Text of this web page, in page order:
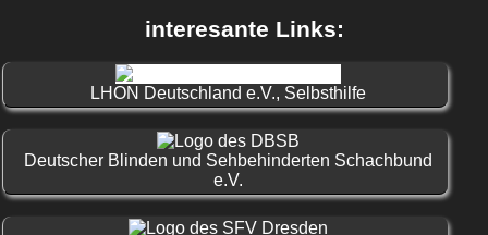
interesante Links:
LHON Deutschland e.V., Selbsthilfe
Deutscher Blinden und Sehbehinderten Schachbund
e.V.